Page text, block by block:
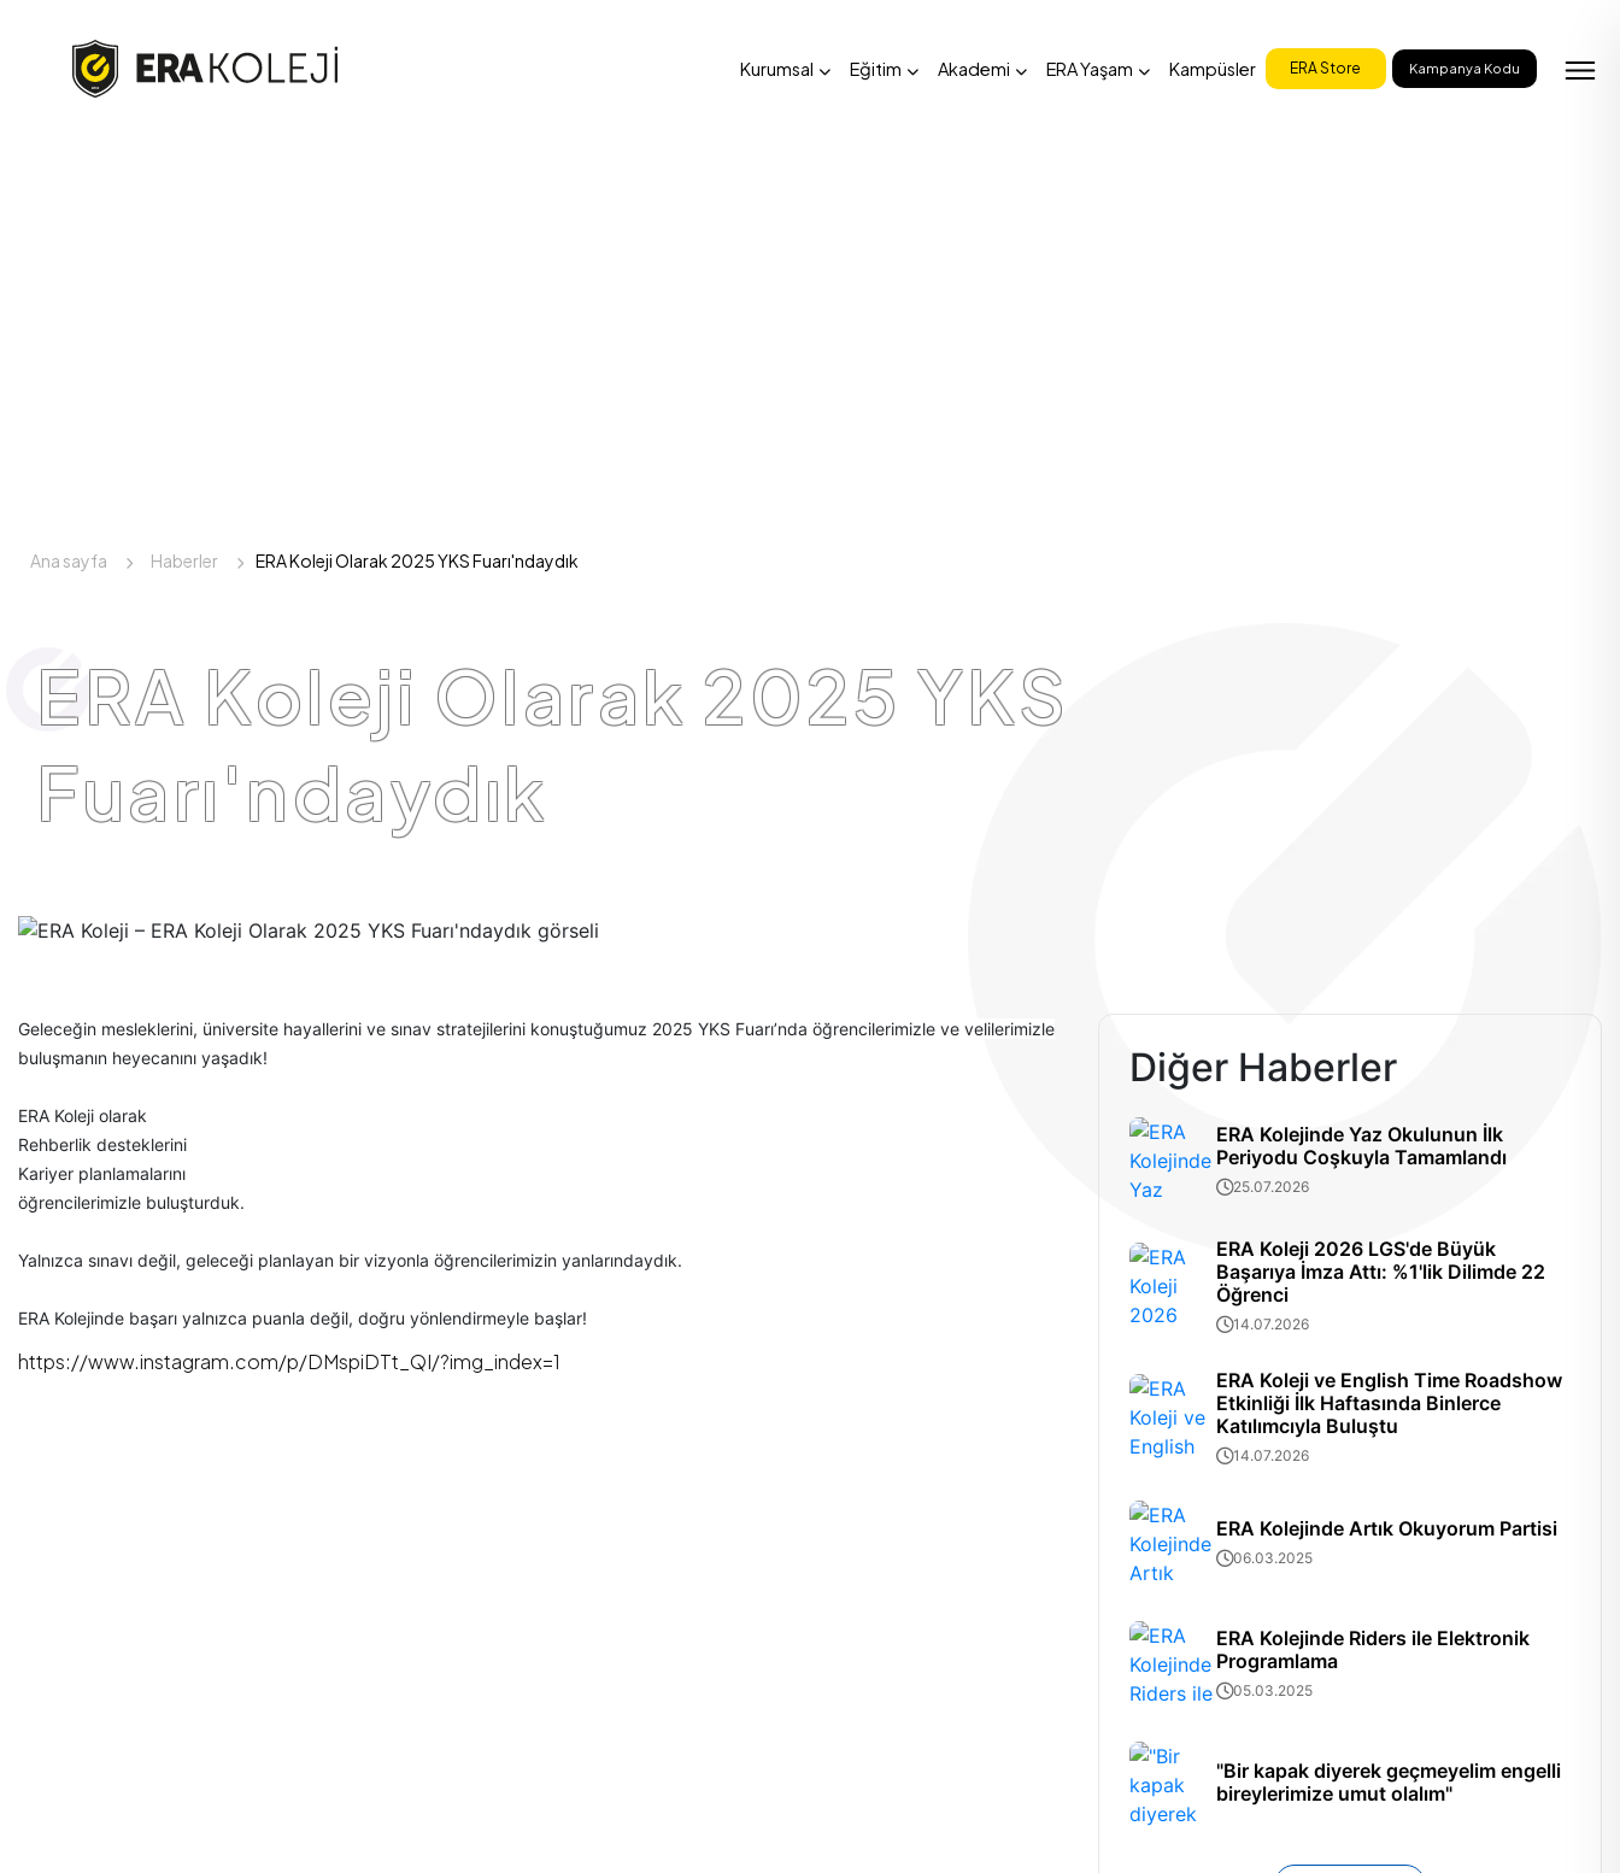
Kurumsal Eğitim Akademi ERA Yaşam Kampüsler ERA Store Kampanya Kodu
Ana sayfa Haberler ERA Koleji Olarak 2025 YKS Fuarı'ndaydık
ERA Koleji Olarak 2025 YKS
Fuarı'ndaydık
Geleceğin mesleklerini, üniversite hayallerini ve sınav stratejilerini konuştuğumuz 2025 YKS Fuarı’nda öğrencilerimizle ve velilerimizle
buluşmanın heyecanını yaşadık!
ERA Koleji olarak
Rehberlik desteklerini
Kariyer planlamalarını
öğrencilerimizle buluşturduk.
Yalnızca sınavı değil, geleceği planlayan bir vizyonla öğrencilerimizin yanlarındaydık.
ERA Kolejinde başarı yalnızca puanla değil, doğru yönlendirmeyle başlar!
https://www.instagram.com/p/DMspiDTt_QI/?img_index=1
Diğer Haberler
ERA Kolejinde Yaz Okulunun İlk
Periyodu Coşkuyla Tamamlandı
25.07.2026
ERA Koleji 2026 LGS'de Büyük
Başarıya İmza Attı: %1'lik Dilimde 22
Öğrenci
14.07.2026
ERA Koleji ve English Time Roadshow
Etkinliği İlk Haftasında Binlerce
Katılımcıyla Buluştu
14.07.2026
ERA Kolejinde Artık Okuyorum Partisi
06.03.2025
ERA Kolejinde Riders ile Elektronik
Programlama
05.03.2025
"Bir kapak diyerek geçmeyelim engelli
bireylerimize umut olalım"